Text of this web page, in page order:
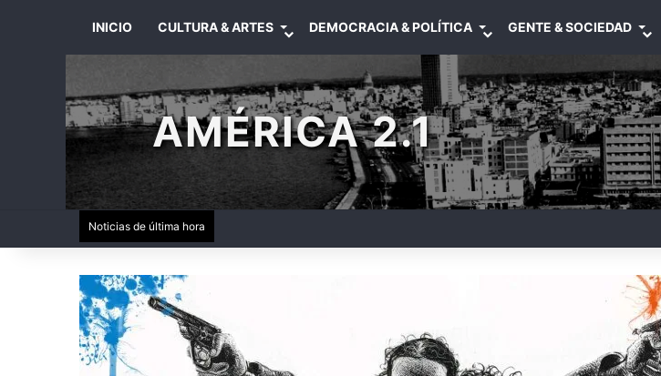
INICIO CULTURA & ARTES DEMOCRACIA & POLÍTICA GENTE & SOCIEDAD
AMÉRICA 2.1
Noticias de última hora